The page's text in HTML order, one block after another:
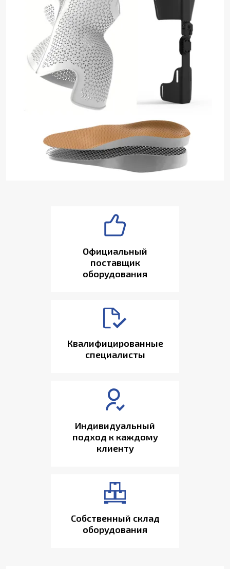
Официальный
поставщик
оборудования
Квалифицированные
специалисты
Индивидуальный
подход к каждому
клиенту
Собственный склад
оборудования